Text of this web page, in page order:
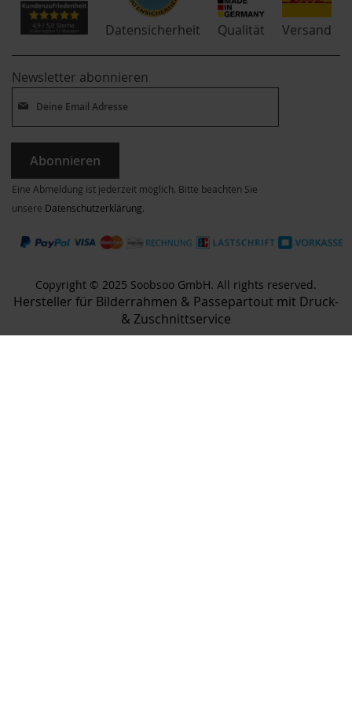
Datensicherheit Qualität Versand
Newsletter abonnieren
Abonnieren
Eine Abmeldung ist jederzeit möglich. Bitte beachten Sie
unsere Datenschutzerklärung.
Copyright © 2025 Soobsoo GmbH. All rights reserved.
Hersteller für Bilderrahmen & Passepartout mit Druck-
& Zuschnittservice